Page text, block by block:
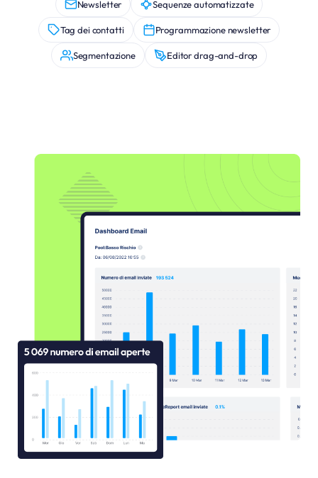
Newsletter Sequenze automatizzate
Tag dei contatti Programmazione newsletter
Segmentazione Editor drag-and-drop